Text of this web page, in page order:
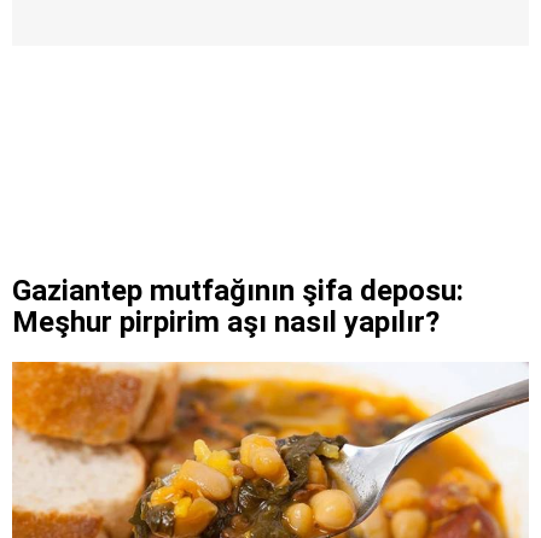
Gaziantep mutfağının şifa deposu:
Meşhur pirpirim aşı nasıl yapılır?